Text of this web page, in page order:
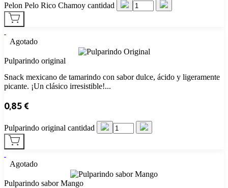
Pelon Pelo Rico Chamoy cantidad
Agotado
Pulparindo original
Snack mexicano de tamarindo con sabor dulce, ácido y ligeramente
picante. ¡Un clásico irresistible!...
0,85€
Pulparindo original cantidad
Agotado
Pulparindo sabor Mango